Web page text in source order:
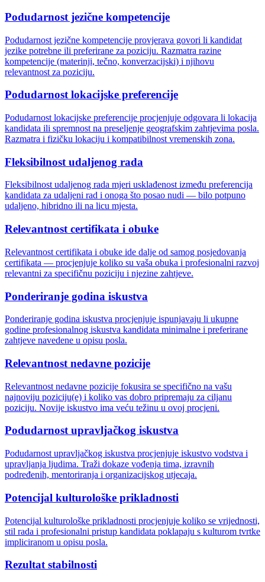
Podudarnost jezične kompetencije
Podudarnost jezične kompetencije provjerava govori li kandidat
jezike potrebne ili preferirane za poziciju. Razmatra razine
kompetencije (materinji, tečno, konverzacijski) i njihovu
relevantnost za poziciju.
Podudarnost lokacijske preferencije
Podudarnost lokacijske preferencije procjenjuje odgovara li lokacija
kandidata ili spremnost na preseljenje geografskim zahtjevima posla.
Razmatra i fizičku lokaciju i kompatibilnost vremenskih zona.
Fleksibilnost udaljenog rada
Fleksibilnost udaljenog rada mjeri usklađenost između preferencija
kandidata za udaljeni rad i onoga što posao nudi — bilo potpuno
udaljeno, hibridno ili na licu mjesta.
Relevantnost certifikata i obuke
Relevantnost certifikata i obuke ide dalje od samog posjedovanja
certifikata — procjenjuje koliko su vaša obuka i profesionalni razvoj
relevantni za specifičnu poziciju i njezine zahtjeve.
Ponderiranje godina iskustva
Ponderiranje godina iskustva procjenjuje ispunjavaju li ukupne
godine profesionalnog iskustva kandidata minimalne i preferirane
zahtjeve navedene u opisu posla.
Relevantnost nedavne pozicije
Relevantnost nedavne pozicije fokusira se specifično na vašu
najnoviju poziciju(e) i koliko vas dobro pripremaju za ciljanu
poziciju. Novije iskustvo ima veću težinu u ovoj procjeni.
Podudarnost upravljačkog iskustva
Podudarnost upravljačkog iskustva procjenjuje iskustvo vodstva i
upravljanja ljudima. Traži dokaze vođenja tima, izravnih
podređenih, mentoriranja i organizacijskog utjecaja.
Potencijal kulturološke prikladnosti
Potencijal kulturološke prikladnosti procjenjuje koliko se vrijednosti,
stil rada i profesionalni pristup kandidata poklapaju s kulturom tvrtke
impliciranom u opisu posla.
Rezultat stabilnosti